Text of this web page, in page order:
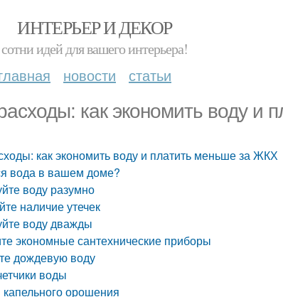
ИНТЕРЬЕР И ДЕКОР
сотни идей для вашего интерьера!
новости статьи
как экономить воду и
как экономить воду и платить меньше за ЖКХ
вода в вашем доме?
воду разумно
наличие утечек
воду дважды
экономные сантехнические приборы
дождевую воду
воды
орошения